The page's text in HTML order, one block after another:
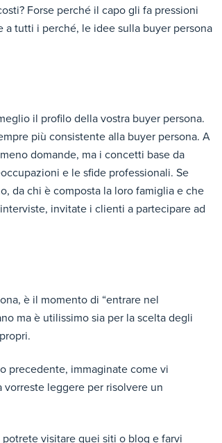
Forse perché il capo gli fa pressioni
a tutti i perché, le idee sulla buyer persona
il profilo della vostra buyer persona.
più consistente alla buyer persona. A
domande, ma i concetti base da
e le sfide professionali. Se
da chi è composta la loro famiglia e che
invitate i clienti a partecipare ad
è il momento di “entrare nel
ma è utilissimo sia per la scelta degli
precedente, immaginate come vi
vorreste leggere per risolvere un
visitare quei siti o blog e farvi